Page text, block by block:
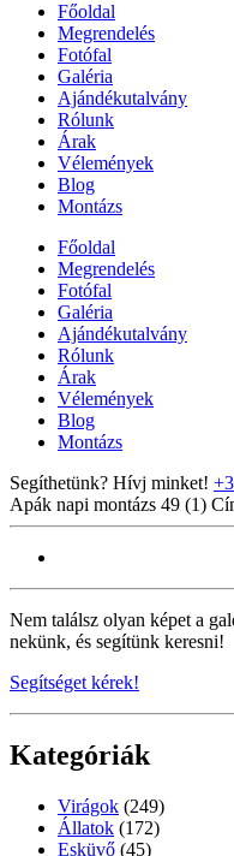
Főoldal
Megrendelés
Fotófal
Galéria
Ajándékutalvány
Rólunk
Árak
Vélemények
Blog
Montázs
Főoldal
Megrendelés
Fotófal
Galéria
Ajándékutalvány
Rólunk
Árak
Vélemények
Blog
Montázs
Segíthetünk? Hívj minket!
Apák napi montázs 49 (1)
Nem találsz olyan képet a
nekünk, és segítünk keresni!
Segítséget kérek!
Kategóriák
Virágok (249)
Állatok (172)
Esküvő (45)